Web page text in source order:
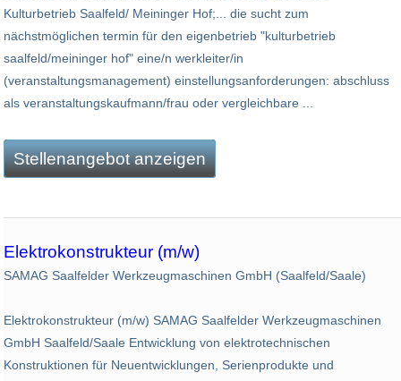
Kulturbetrieb Saalfeld/ Meininger Hof;... die sucht zum
nächstmöglichen termin für den eigenbetrieb "kulturbetrieb
saalfeld/meininger hof" eine/n werkleiter/in
(veranstaltungsmanagement) einstellungsanforderungen: abschluss
als veranstaltungskaufmann/frau oder vergleichbare ...
Stellenangebot anzeigen
Elektrokonstrukteur (m/w)
SAMAG Saalfelder Werkzeugmaschinen GmbH (Saalfeld/Saale)
Elektrokonstrukteur (m/w) SAMAG Saalfelder Werkzeugmaschinen
GmbH Saalfeld/Saale Entwicklung von elektrotechnischen
Konstruktionen für Neuentwicklungen, Serienprodukte und